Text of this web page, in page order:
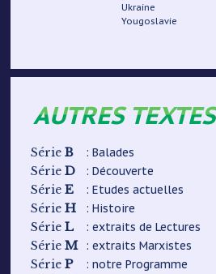
Ukraine
Yougoslavie
AUTRES TEXTES
Série B : Balades
Série D : Découverte
Série E : Etudes actuelles
Série H : Histoire
Série L : extraits de Lectures
Série M : extraits Marxistes
Série P : notre Programme